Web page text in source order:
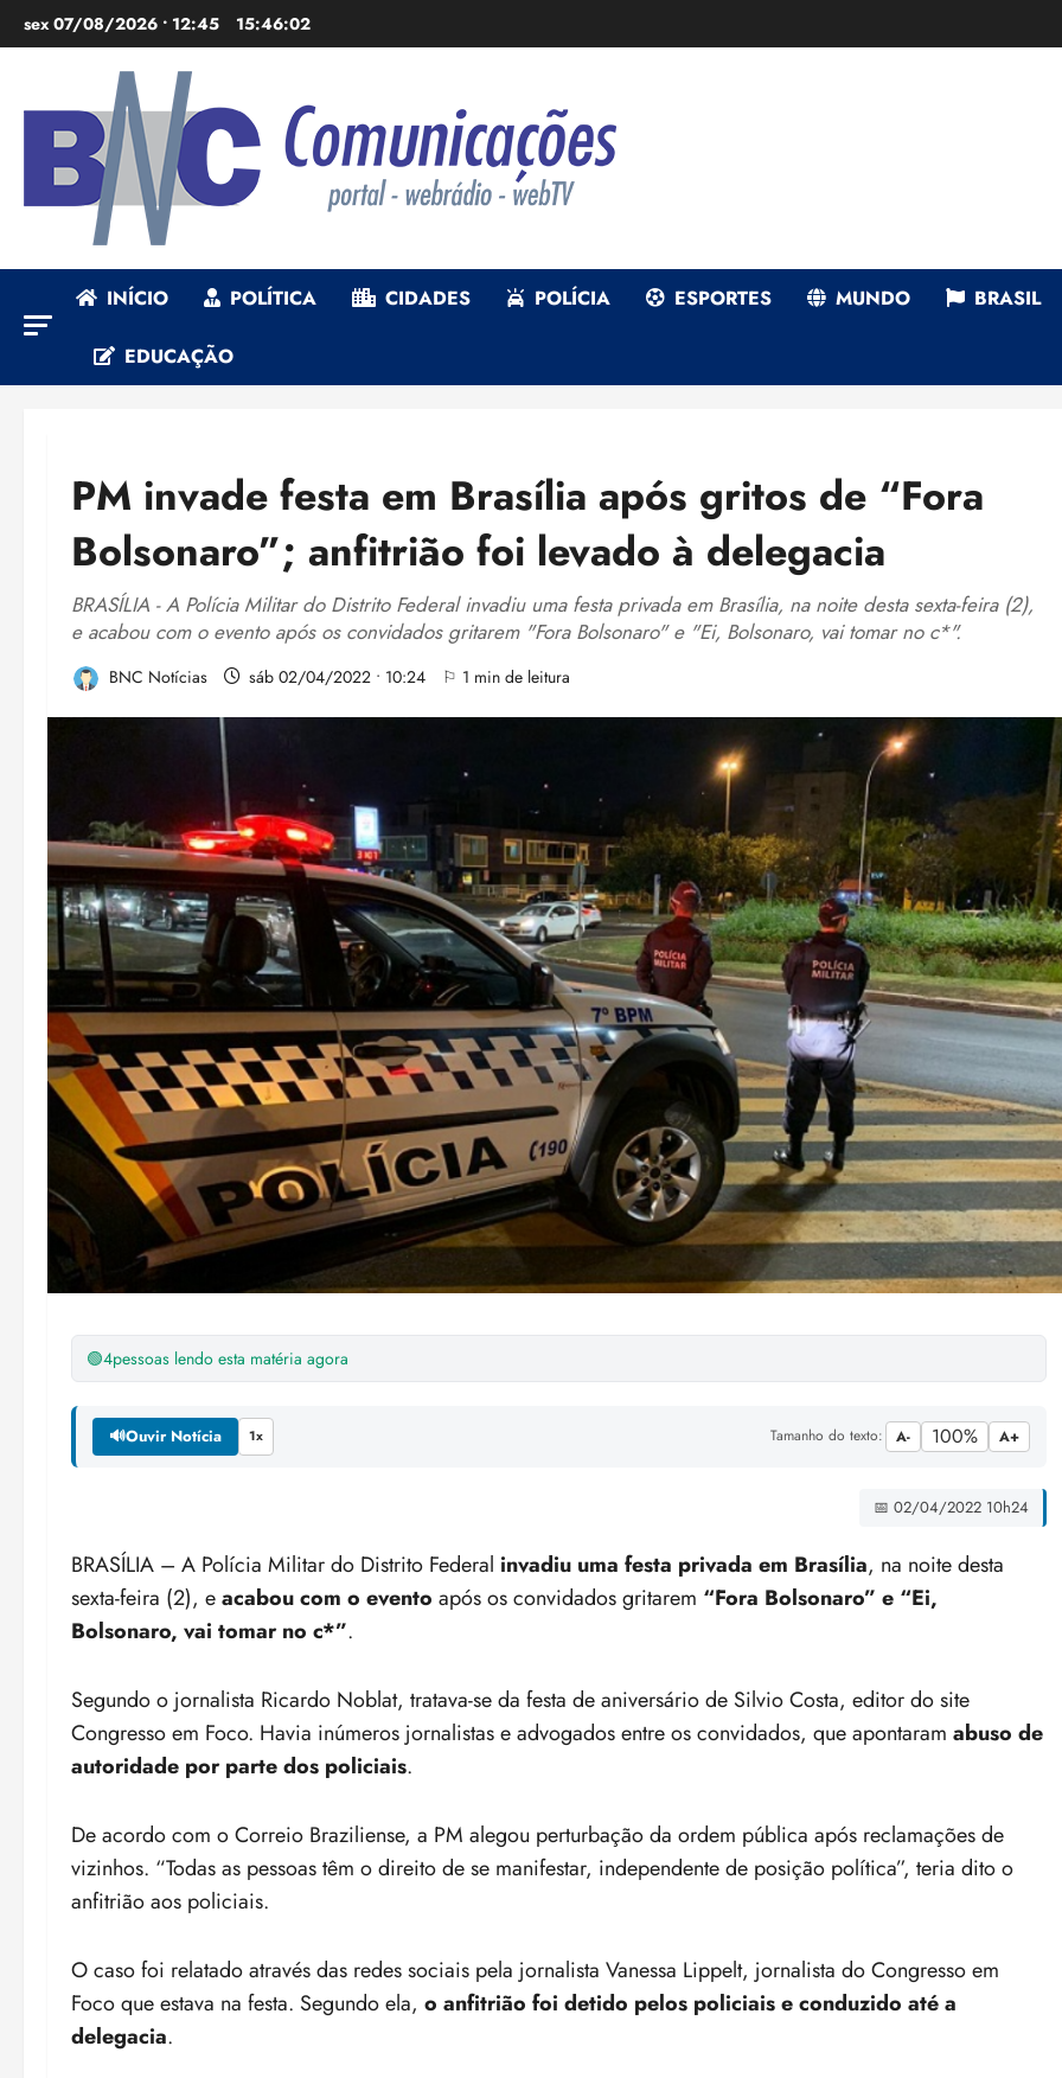
para
sex 07/08/2026 • 12:45 15:46:04
INÍCIO POLÍTICA CIDADES POLÍCIA ESPORTES MUNDO BRASIL
EDUCAÇÃO
PM invade festa em Brasília após gritos de “Fora
Bolsonaro”; anfitrião foi levado à delegacia
BRASÍLIA - A Polícia Militar do Distrito Federal invadiu uma festa privada em Brasília, na noite desta sexta-feira (2),
e acabou com o evento após os convidados gritarem "Fora Bolsonaro" e "Ei, Bolsonaro, vai tomar no c*".
BNC Notícias sáb 02/04/2022 • 10:24 ⚐ 1 min de leitura
🟢4pessoas lendo esta matéria agora
🔊Ouvir Notícia 1x Tamanho do texto: A- 100% A+
📅 02/04/2022 10h24
BRASÍLIA – A Polícia Militar do Distrito Federal invadiu uma festa privada em Brasília, na noite desta
sexta-feira (2), eacabou com o evento após os convidados gritarem “Fora Bolsonaro” e “Ei,
Bolsonaro, vai tomar no c*”.
Segundo o jornalista Ricardo Noblat, tratava-se da festa de aniversário de Silvio Costa, editor do site
Congresso em Foco. Havia inúmeros jornalistas e advogados entre os convidados, que apontaram abuso de
autoridade por parte dos policiais.
De acordo com o Correio Braziliense, a PM alegou perturbação da ordem pública após reclamações de
vizinhos. “Todas as pessoas têm o direito de se manifestar, independente de posição política”, teria dito o
anfitrião aos policiais.
O caso foi relatado através das redes sociais pela jornalista Vanessa Lippelt, jornalista do Congresso em
Foco que estava na festa. Segundo ela, o anfitrião foi detido pelos policiais e conduzido até a
delegacia.